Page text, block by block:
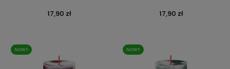
Cena
17,90 zł Cena
17,90 zł
NOWY NOWY